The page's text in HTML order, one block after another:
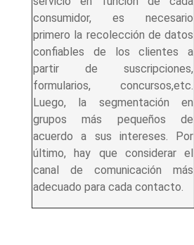
consumidor, es necesario
primero la recolección de datos
confiables de los clientes a
partir de suscripciones,
formularios, concursos,etc.
Luego, la segmentación en
grupos más pequeños de
acuerdo a sus intereses. Por
último, hay que considerar el
canal de comunicación más
adecuado para cada contacto.